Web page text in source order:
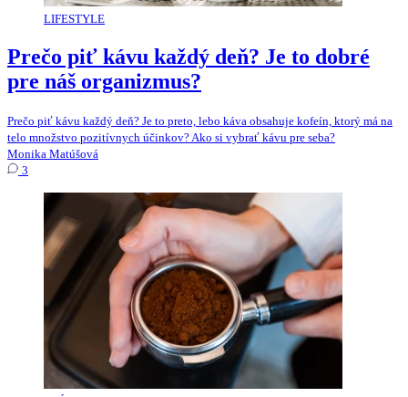
LIFESTYLE
Prečo piť kávu každý deň? Je to dobré
pre náš organizmus?
Prečo piť kávu každý deň? Je to preto, lebo káva obsahuje kofeín, ktorý má na
telo množstvo pozitívnych účinkov? Ako si vybrať kávu pre seba?
Monika Matúšová
3